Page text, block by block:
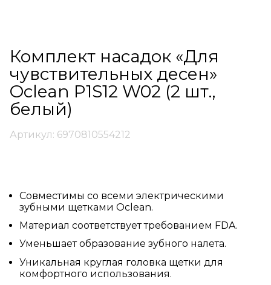
Артикул: 6970810554212
Комплект насадок «Для
чувствительных десен»
Oclean P1S12 W02 (2 шт.,
белый)
Совместимы со всеми электрическими
зубными щетками Oclean.
Материал соответствует требованием FDA.
Уменьшает образование зубного налета.
Уникальная круглая головка щетки для
комфортного использования.